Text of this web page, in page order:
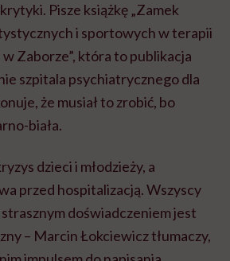
Pisze książkę „Zamek
i sportowych w terapii
w Zaborze”, która to publikacja
szpitala psychiatrycznego dla
że musiał to zrobić, bo
biała.
dzieci i młodzieży, a
przed hospitalizacją. Wszyscy
doświadczeniem jest
– MarcinŁokciewicztłumaczy,